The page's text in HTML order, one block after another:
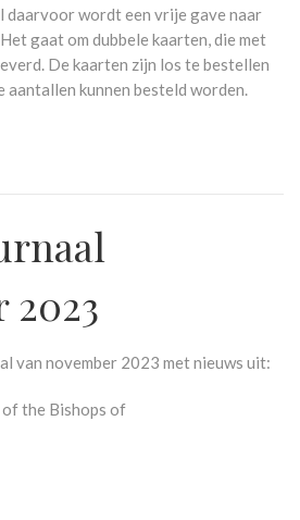
daarvoor wordt een vrije gave naar
gaat om dubbele kaarten, die met
De kaarten zijn los te bestellen
kunnen besteld worden.
2023
van november 2023 met nieuws uit:
the Bishops of